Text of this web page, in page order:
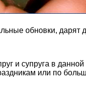
обновки, дарят
и супруга в данной
или по